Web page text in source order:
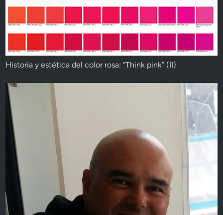
Historia y estética del color rosa: “Think pink” (II)